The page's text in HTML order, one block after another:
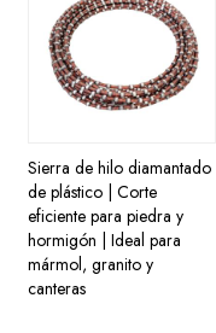
Sierra de hilo diamantado
de plástico | Corte
eficiente para piedra y
hormigón | Ideal para
mármol, granito y
canteras